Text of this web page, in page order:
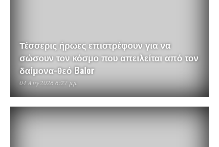
Τέσσερις ήρωες επιστρέφουν για να
σώσουν τον κόσμο που απειλείται από τον
δαίμονα-θεό Balor
04 Αυγ 2026 6:27 μμ